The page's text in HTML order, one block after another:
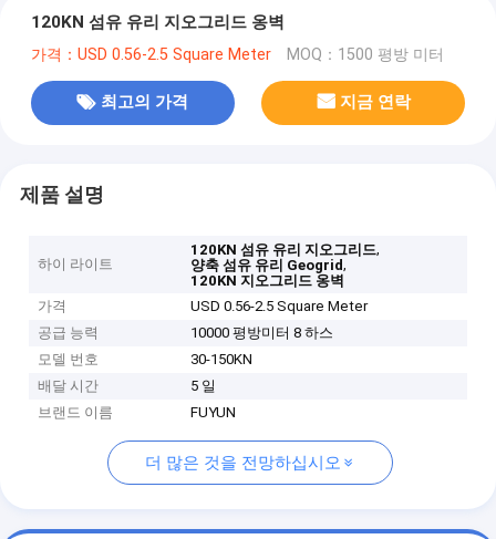
120KN 섬유 유리 지오그리드 옹벽
가격：USD 0.56-2.5 Square Meter MOQ：1500 평방 미터
최고의 가격 지금 연락
제품 설명
하이 라이트
120KN 섬유 유리 지오그리드,
양축 섬유 유리 Geogrid,
120KN 지오그리드 옹벽
가격
USD 0.56-2.5 Square Meter
공급 능력
10000 평방미터 8 하스
모델 번호
30-150KN
배달 시간
5 일
브랜드 이름
FUYUN
더 많은 것을 전망하십시오